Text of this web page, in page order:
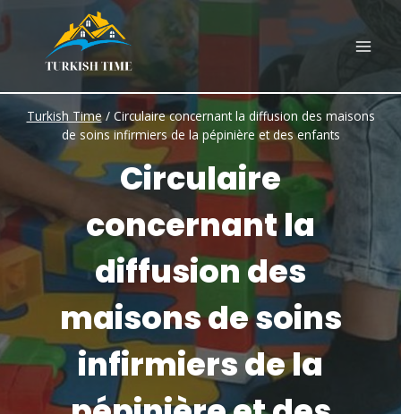
content
Turkish Time/ Circulaire concernant la diffusion des maisons
de soins infirmiers de la pépinière et des enfants
Circulaire
concernant la
diffusion des
maisons de soins
infirmiers de la